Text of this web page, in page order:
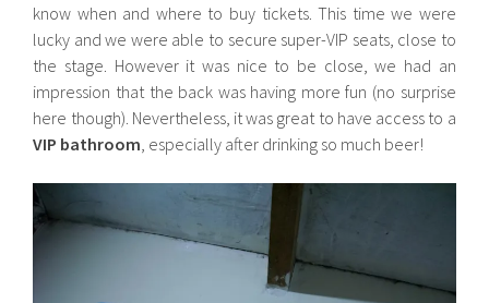
know when and where to buy tickets. This time we were
lucky and we were able to secure super-VIP seats, close to
the stage. However it was nice to be close, we had an
impression that the back was having more fun (no surprise
here though). Nevertheless, it was great to have access to a
VIP bathroom , especially after drinking so much beer!